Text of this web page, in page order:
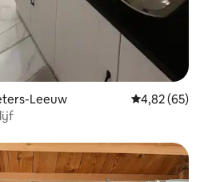
Leeuw Gemiddelde
4,82 (65)